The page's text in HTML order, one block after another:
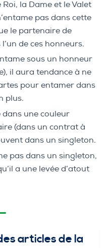
la Dame et le Valet
pas dans cette
le partenaire de
de ces honneurs.
sous un honneur
il aura tendance à ne
pour entamer dans
plus.
dans une couleur
(dans un contrat à
dans un singleton.
pas dans un singleton,
a une levée d’atout
articles de la